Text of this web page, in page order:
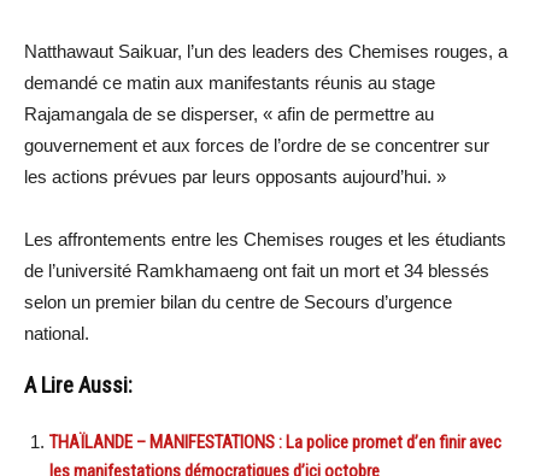
Natthawaut Saikuar, l’un des leaders des Chemises rouges, a
demandé ce matin aux manifestants réunis au stage
Rajamangala de se disperser, « afin de permettre au
gouvernement et aux forces de l’ordre de se concentrer sur
les actions prévues par leurs opposants aujourd’hui. »
Les affrontements entre les Chemises rouges et les étudiants
de l’université Ramkhamaeng ont fait un mort et 34 blessés
selon un premier bilan du centre de Secours d’urgence
national.
A Lire Aussi:
THAÏLANDE – MANIFESTATIONS : La police promet d’en finir avec
les manifestations démocratiques d’ici octobre